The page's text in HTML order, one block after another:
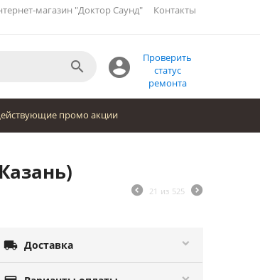
магазин "Доктор Саунд" Контакты
Проверить
статус
ремонта


промо акции
21 из 525
 Доставка